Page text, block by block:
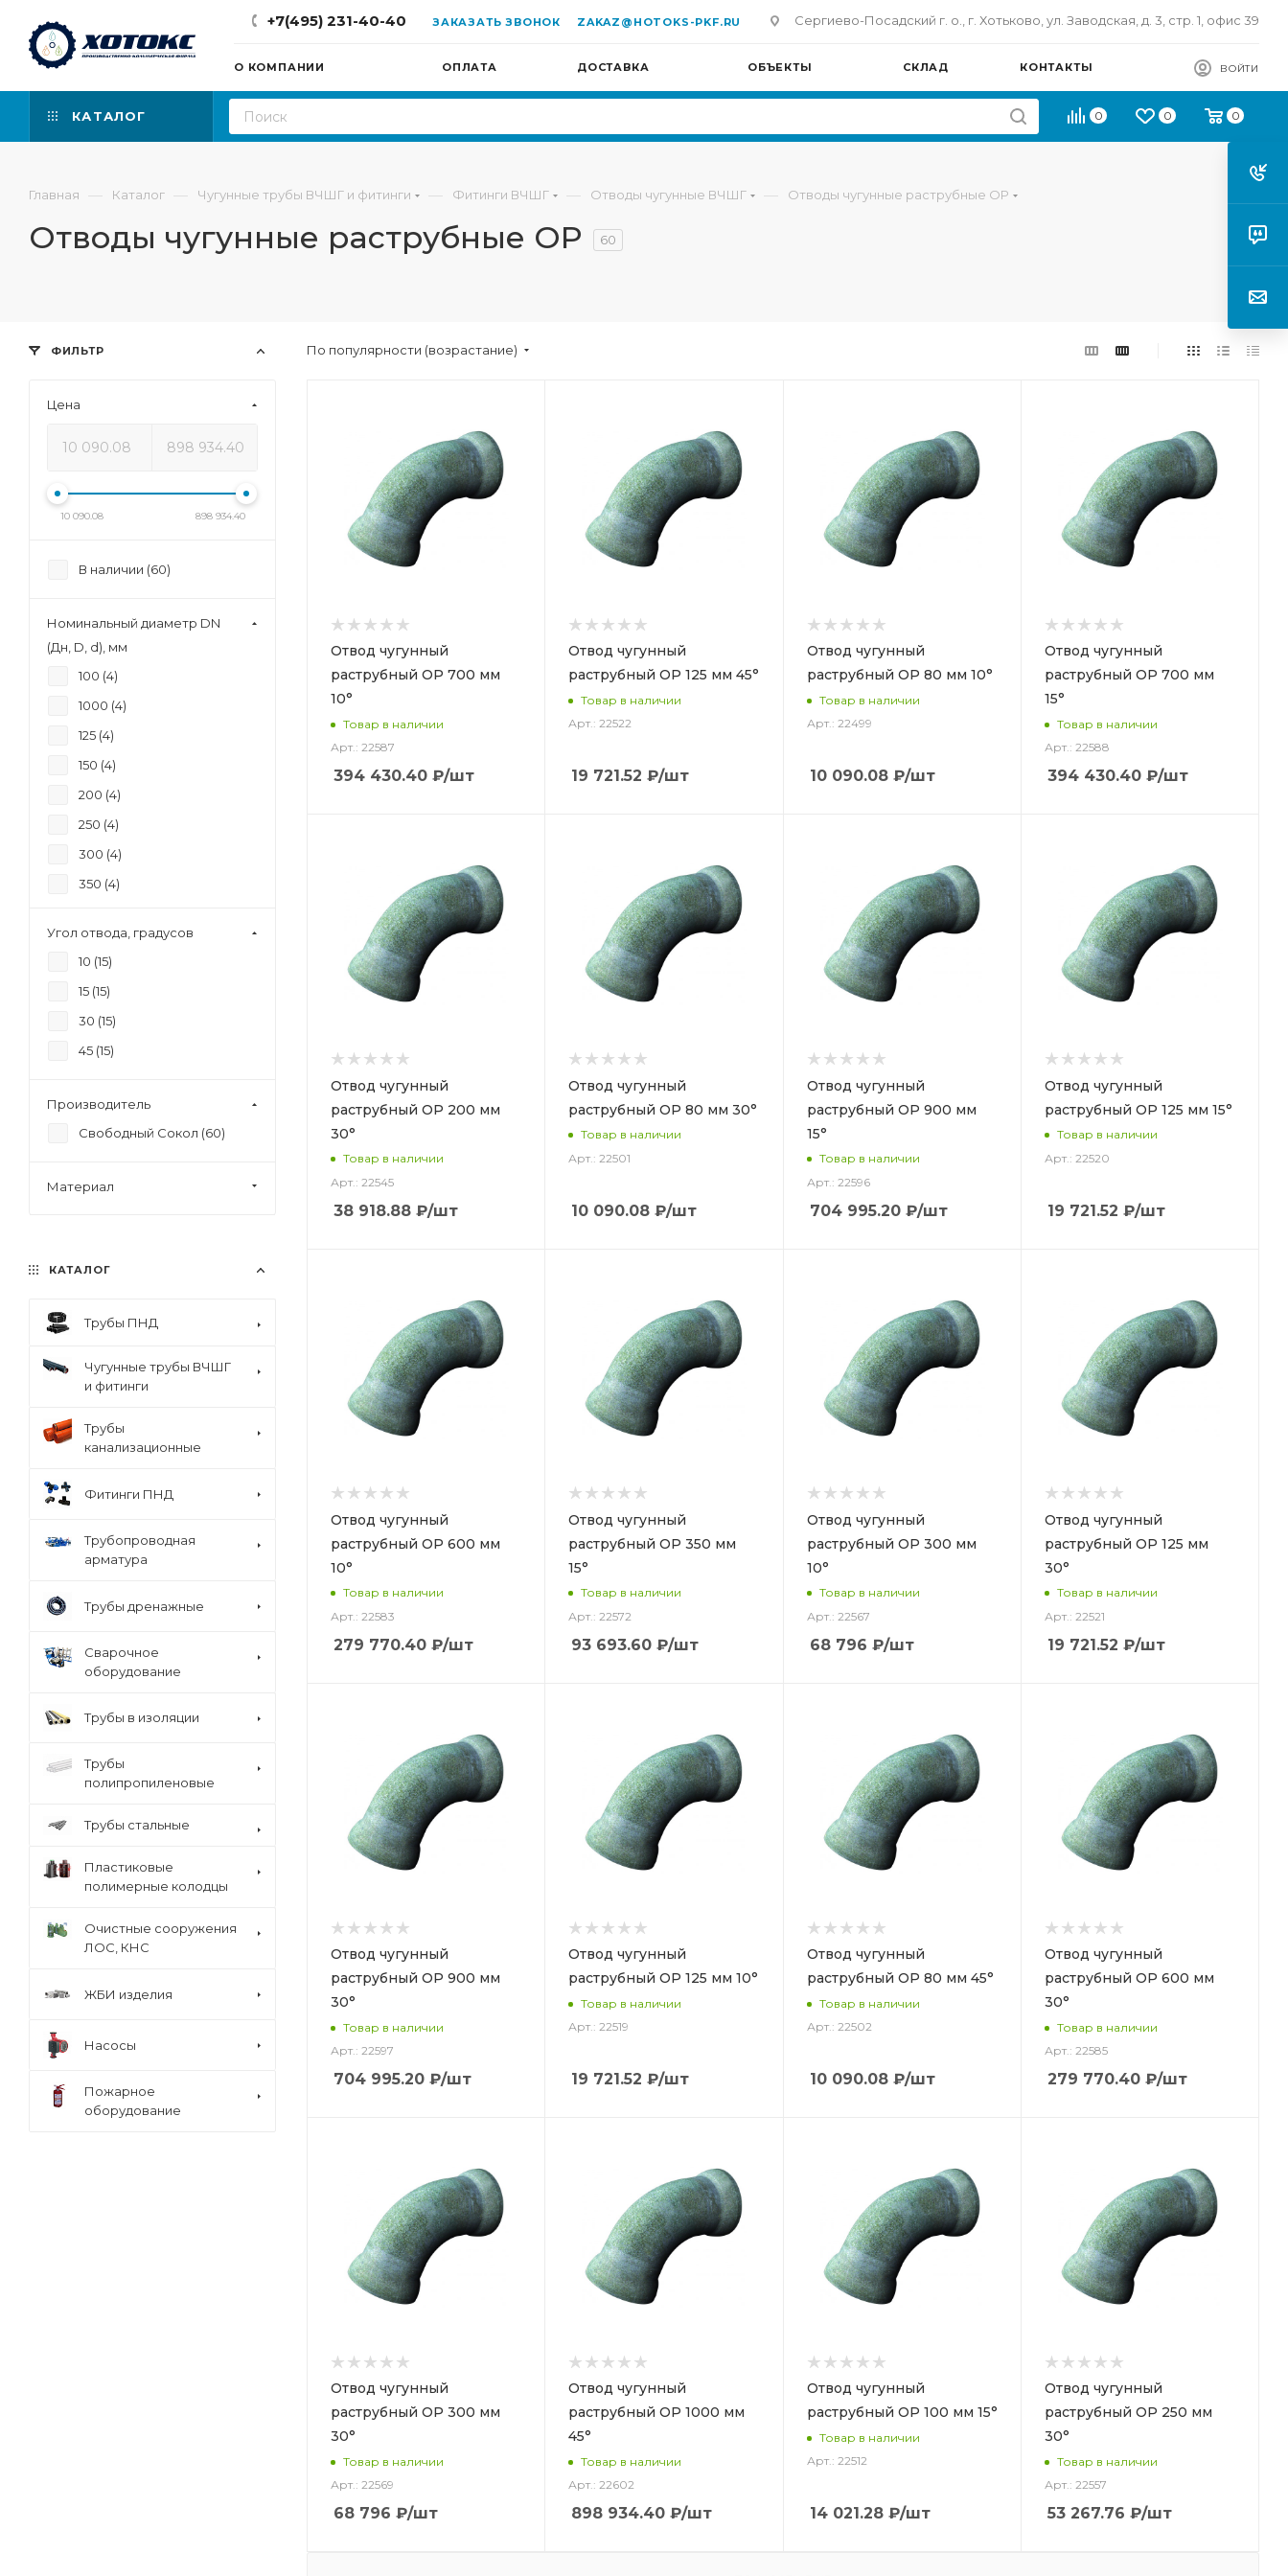
+7(495) 231-40-40 ЗАКАЗАТЬ ЗВОНОК ZAKAZ@HOTOKS-PKF.RU Сергиево-Посадский г. о., г. Хотьково, ул. Заводская, д. 3, стр. 1, офис 39
О КОМПАНИИ ОПЛАТА ДОСТАВКА ОБЪЕКТЫ СКЛАД КОНТАКТЫ ВОЙТИ
КАТАЛОГ 0 0 0
Главная — Каталог — Чугунные трубы ВЧШГ и фитинги — Фитинги ВЧШГ — Отводы чугунные ВЧШГ — Отводы чугунные раструбные ОР
Отводы чугунные раструбные ОР 60
По популярности (возрастание)
Отвод чугунный
раструбный ОР 700 мм
10°
Товар в наличии
Арт.: 22587
394 430.40 ₽/шт
Отвод чугунный
раструбный ОР 125 мм 45°
Товар в наличии
Арт.: 22522
19 721.52 ₽/шт
Отвод чугунный
раструбный ОР 80 мм 10°
Товар в наличии
Арт.: 22499
10 090.08₽/шт
Отвод чугунный
раструбный ОР 700 мм
15°
Товар в наличии
Арт.: 22588
394 430.40₽/шт
Отвод чугунный
раструбный ОР 200 мм
30°
Товар в наличии
Арт.: 22545
38 918.88 ₽/шт
Отвод чугунный
раструбный ОР 80 мм 30°
Товар в наличии
Арт.: 22501
10 090.08 ₽/шт
Отвод чугунный
раструбный ОР 900 мм
15°
Товар в наличии
Арт.: 22596
704 995.20₽/шт
Отвод чугунный
раструбный ОР 125 мм 15°
Товар в наличии
Арт.: 22520
19 721.52 ₽/шт
Отвод чугунный
раструбный ОР 600 мм
10°
Товар в наличии
Арт.: 22583
279 770.40 ₽/шт
Отвод чугунный
раструбный ОР 350 мм
15°
Товар в наличии
Арт.: 22572
93 693.60 ₽/шт
Отвод чугунный
раструбный ОР 300 мм
10°
Товар в наличии
Арт.: 22567
68 796 ₽/шт
Отвод чугунный
раструбный ОР 125 мм
30°
Товар в наличии
Арт.: 22521
19 721.52 ₽/шт
Отвод чугунный
раструбный ОР 900 мм
30°
Товар в наличии
Арт.: 22597
704 995.20 ₽/шт
Отвод чугунный
раструбный ОР 125 мм 10°
Товар в наличии
Арт.: 22519
19 721.52 ₽/шт
Отвод чугунный
раструбный ОР 80 мм 45°
Товар в наличии
Арт.: 22502
10 090.08₽/шт
Отвод чугунный
раструбный ОР 600 мм
30°
Товар в наличии
Арт.: 22585
279 770.40₽/шт
Отвод чугунный
раструбный ОР 300 мм
30°
Товар в наличии
Арт.: 22569
68 796 ₽/шт
Отвод чугунный
раструбный ОР 1000 мм
45°
Товар в наличии
Арт.: 22602
898 934.40 ₽/шт
Отвод чугунный
раструбный ОР 100 мм 15°
Товар в наличии
Арт.: 22512
14 021.28₽/шт
Отвод чугунный
раструбный ОР 250 мм
30°
Товар в наличии
Арт.: 22557
53 267.76 ₽/шт
ФИЛЬТР
Цена
10 090.08 898 934.40
В наличии (60)
Номинальный диаметр DN
(Дн, D, d), мм
100 (4)
1000 (4)
125 (4)
150 (4)
200 (4)
250 (4)
300 (4)
350 (4)
4 )
600 (4
700 (
80 (
)
800 (4
Угол отвода, градусов
10 (15)
15 (15)
30 (15)
45 (15)
Производитель
Свободный Сокол (60)
Материал
КАТАЛОГ
Трубы ПНД
Чугунные трубы ВЧШГ
и фитинги
Трубы
канализационные
Фитинги ПНД
Трубопроводная
арматура
Трубы дренажные
Сварочное
оборудование
Трубы в изоляции
Трубы
полипропиленовые
Трубы стальные
Пластиковые
полимерные колодцы
Очистные сооружения
ЛОС, КНС
ЖБИ изделия
Насосы
Пожарное
оборудование